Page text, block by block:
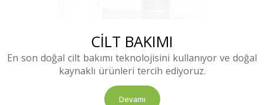
CİLT BAKIMI
En son doğal cilt bakımı teknolojisini kullanıyor ve doğal
kaynaklı ürünleri tercih ediyoruz.
Devamı